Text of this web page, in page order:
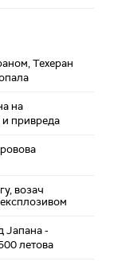
Техеран
на
и привреда
возач
Јапана -
летова